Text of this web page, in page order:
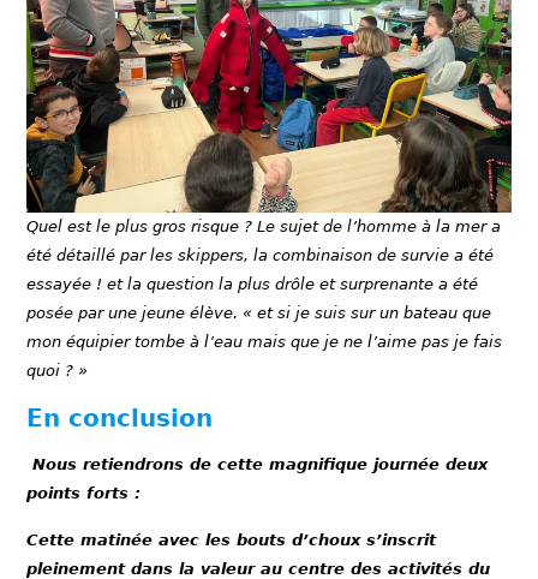
Quel est le plus gros risque ? Le sujet de l’homme à la mer a
été détaillé par les skippers, la combinaison de survie a été
essayée ! et la question la plus drôle et surprenante a été
posée par une jeune élève. « et si je suis sur un bateau que
mon équipier tombe à l’eau mais que je ne l’aime pas je fais
quoi ? »
En conclusion
Nous retiendrons de cette magnifique journée deux
points forts :
Cette matinée avec les bouts d’choux s’inscrit
pleinement dans la valeur au centre des activités du